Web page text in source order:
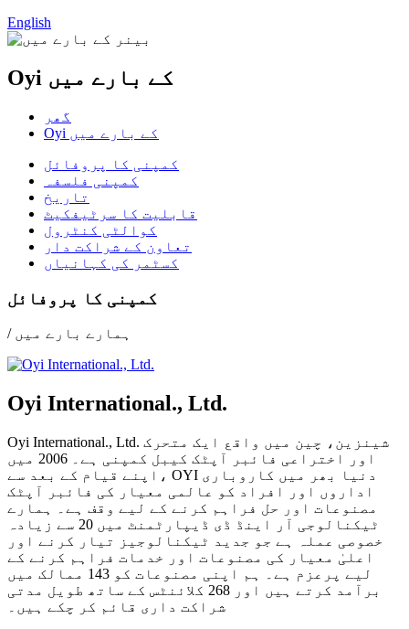
English
Oyi کے بارے میں
گھر
Oyi کے بارے میں
کمپنی کا پروفائل
کمپنی فلسفہ
تاریخ
قابلیت کا سرٹیفکیٹ
کوالٹی کنٹرول
تعاون کے شراکت دار
کسٹمر کی کہانیاں
کمپنی کا پروفائل
/ ہمارے بارے میں
Oyi International., Ltd.
Oyi International., Ltd. شینزین، چین میں واقع ایک متحرک
اور اختراعی فائبر آپٹک کیبل کمپنی ہے۔ 2006 میں
اپنے قیام کے بعد سے، OYI دنیا بھر میں کاروباری
اداروں اور افراد کو عالمی معیار کی فائبر آپٹک
مصنوعات اور حل فراہم کرنے کے لیے وقف ہے۔ ہمارے
ٹیکنالوجی آر اینڈ ڈی ڈیپارٹمنٹ میں 20 سے زیادہ
خصوصی عملہ ہے جو جدید ٹیکنالوجیز تیار کرنے اور
اعلیٰ معیار کی مصنوعات اور خدمات فراہم کرنے کے
لیے پرعزم ہے۔ ہم اپنی مصنوعات کو 143 ممالک میں
برآمد کرتے ہیں اور 268 کلائنٹس کے ساتھ طویل مدتی
شراکت داری قائم کر چکے ہیں۔